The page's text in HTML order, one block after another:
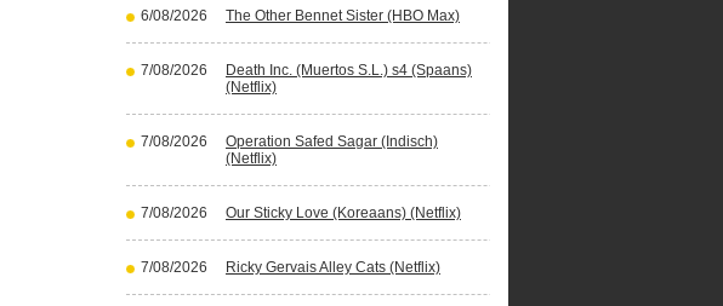
6/08/2026 The Other Bennet Sister (HBO Max)
7/08/2026
Death Inc. (Muertos S.L.) s4 (Spaans)
(Netflix)
7/08/2026
Operation Safed Sagar (Indisch)
(Netflix)
7/08/2026 Our Sticky Love (Koreaans) (Netflix)
7/08/2026 Ricky Gervais Alley Cats (Netflix)